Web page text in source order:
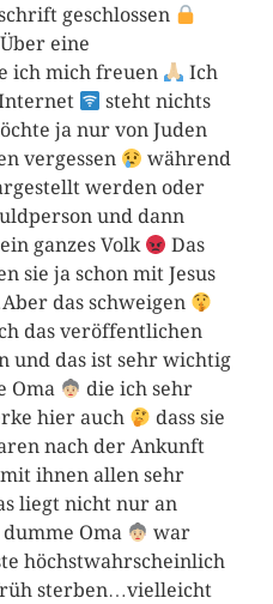
geschlossen
Über eine
ich mich freuen
Ich
steht nichts
ja nur von Juden
vergessen
während
werden oder
und dann
ganzes Volk
Das
sie ja schon mit Jesus
das schweigen
das veröffentlichen
und das ist sehr wichtig
Oma
die ich sehr
hier auch
dass sie
nach der Ankunft
ihnen allen sehr
liegt nicht nur an
Oma
war
höchstwahrscheinlich
sterben…vielleicht